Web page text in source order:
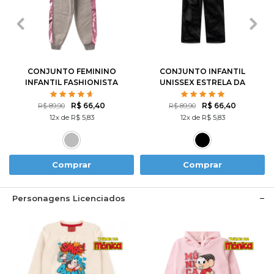
3 4 6
10 14
CONJUNTO FEMININO
INFANTIL FASHIONISTA
R$ 89,90 R$ 66,40
12x de R$ 5,83
Comprar
3 4 6
10 12
CONJUNTO INFANTIL
UNISSEX ESTRELA DA
NOITE
R$ 89,90 R$ 66,40
12x de R$ 5,83
Comprar
Personagens Licenciados